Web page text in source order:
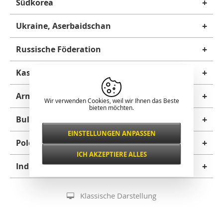
Südkorea +
Ukraine, Aserbaidschan +
Russische Föderation +
Kasachstan, Mongolei +
Armenien +
Bulgarien +
Polen +
Indien +
Klassische Darstellung
Wir verwenden Cookies, weil wir Ihnen das Beste
bieten möchten.
Notwendig
IMMER AKTIV
Zugänglichkeit und grundlegende
Funktional und
EINSTELLUNGEN ANPASSEN
ICH AKZEPTIERE ALLES